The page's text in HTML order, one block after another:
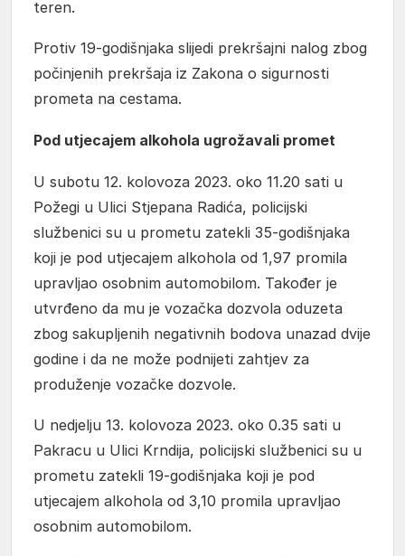
teren.
Protiv 19-godišnjaka slijedi prekršajni nalog zbog
počinjenih prekršaja iz Zakona o sigurnosti
prometa na cestama.
Pod utjecajem alkohola ugrožavali promet
U subotu 12. kolovoza 2023. oko 11.20 sati u
Požegi u Ulici Stjepana Radića, policijski
službenici su u prometu zatekli 35-godišnjaka
koji je pod utjecajem alkohola od 1,97 promila
upravljao osobnim automobilom. Također je
utvrđeno da mu je vozačka dozvola oduzeta
zbog sakupljenih negativnih bodova unazad dvije
godine i da ne može podnijeti zahtjev za
produženje vozačke dozvole.
U nedjelju 13. kolovoza 2023. oko 0.35 sati u
Pakracu u Ulici Krndija, policijski službenici su u
prometu zatekli 19-godišnjaka koji je pod
utjecajem alkohola od 3,10 promila upravljao
osobnim automobilom.